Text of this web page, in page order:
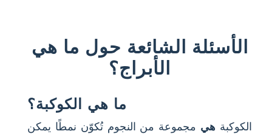
الأسئلة الشائعة حول ما هي
الأبراج؟
ما هي الكوكبة؟
الكوكبة هي مجموعة من النجوم تُكوّن نمطًا يمكن